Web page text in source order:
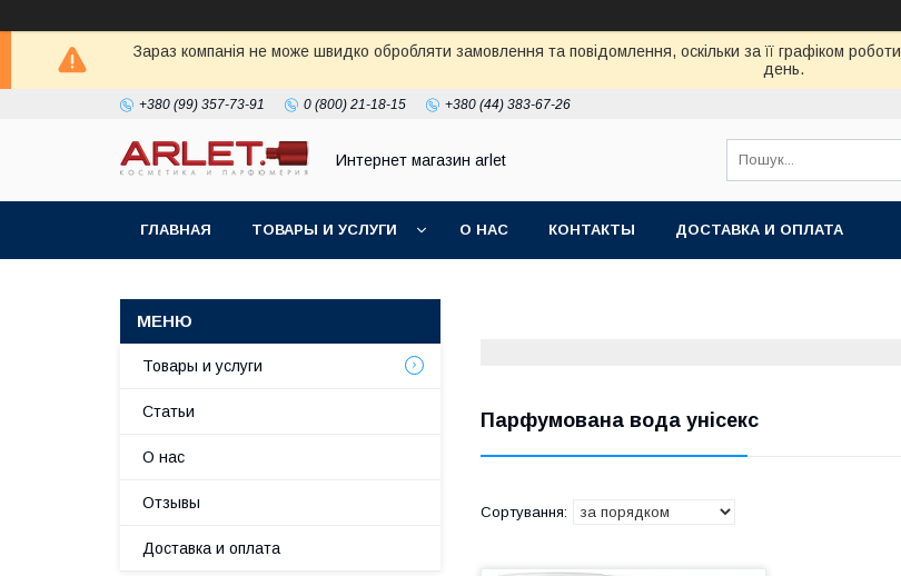
Зараз компанія не може швидко обробляти замовлення та повідомлення, оскільки за її графіком
день.
+380 (99) 357-73-91 0 (800) 21-18-15 +380 (44) 383-67-26
Интернет магазин arlet
ГЛАВНАЯ ТОВАРЫ И УСЛУГИ О НАС КОНТАКТЫ ДОСТАВКА И ОПЛАТА
Парфумована вода унісекс
Товары и услуги
Статьи
О нас
Отзывы
Доставка и оплата